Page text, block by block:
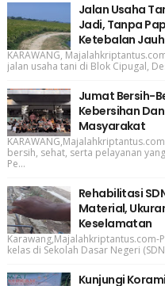
Jalan Usaha
Jadi, Tanpa
Ketebalan
KARAWANG,
jalan usaha tani di Blok Cipugal,
Jumat Bersih-
Kebersihan
Masyarakat
bersih, sehat, serta pelayanan
Pe...
Rehabilitasi
Material,
Keselamatan
kelas di Sekolah Dasar Negeri
Kunjungi